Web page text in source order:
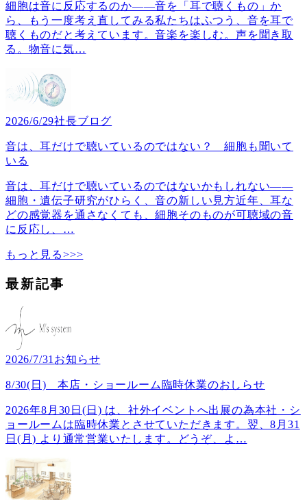
細胞は音に反応するのか――音を「耳で聴くもの」か
ら、もう一度考え直してみる私たちはふつう、音を耳で
聴くものだと考えています。音楽を楽しむ。声を聞き取
る。物音に気…
2026/6/29社長ブログ
音は、耳だけで聴いているのではない？ 細胞も聞いて
いる
音は、耳だけで聴いているのではないかもしれない――
細胞・遺伝子研究がひらく、音の新しい見方近年、耳な
どの感覚器を通さなくても、細胞そのものが可聴域の音
に反応し、 …
もっと見る>>>
最新記事
2026/7/31 お知らせ
8/30(日) 本店・ショールーム臨時休業のおしらせ
2026年8月30日(日) は、社外イベントへ出展の為本社・シ
ョールームは臨時休業とさせていただきます。翌、8月31
日(月) より通常営業いたします。どうぞ、よ …